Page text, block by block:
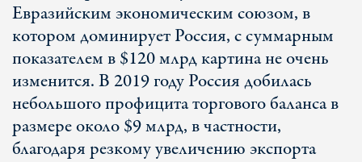
Евразийским экономическим союзом, в
котором доминирует Россия, с суммарным
показателем в $120 млрд картина не очень
изменится. В 2019 году Россия добилась
небольшого профицита торгового баланса в
размере около $9 млрд, в частности,
благодаря резкому увеличению экспорта